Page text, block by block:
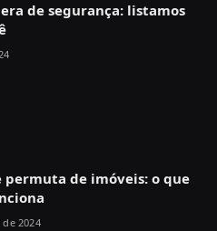
de segurança: listamos
permuta de imóveis: o que
2024